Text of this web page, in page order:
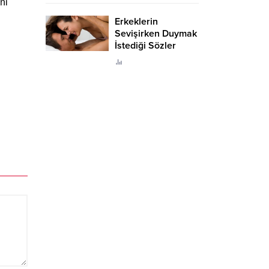
Erkeklerin
Sevişirken Duymak
İstediği Sözler
Neler?